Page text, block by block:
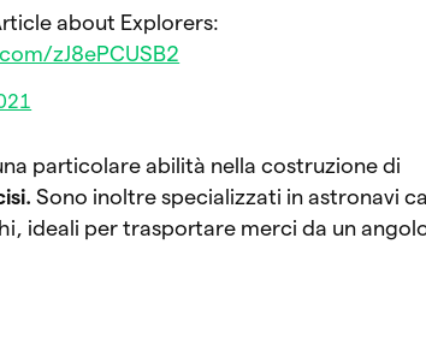
about Explorers:
zJ8ePCUSB2
particolare abilità nella costruzione di
Sono inoltre specializzati in astronavi
ideali per trasportare merci da un